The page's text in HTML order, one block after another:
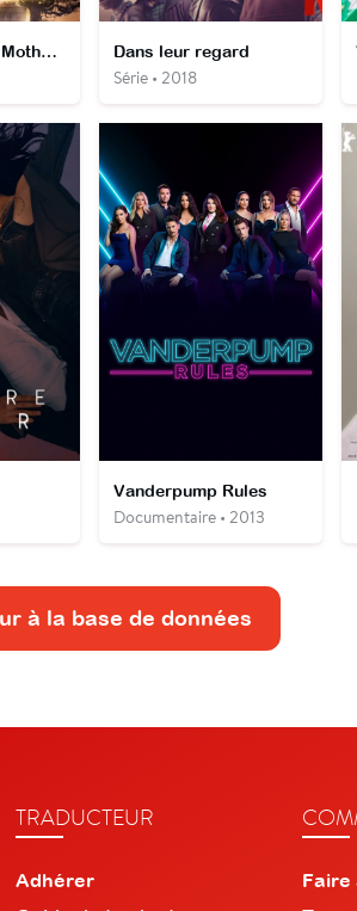
Arkham Horror: Mother's Embrace Dans leur regard
Série • 2018
Vanderpump Rules
Documentaire • 2013
à la base de données
TRADUCTEUR
Adhérer